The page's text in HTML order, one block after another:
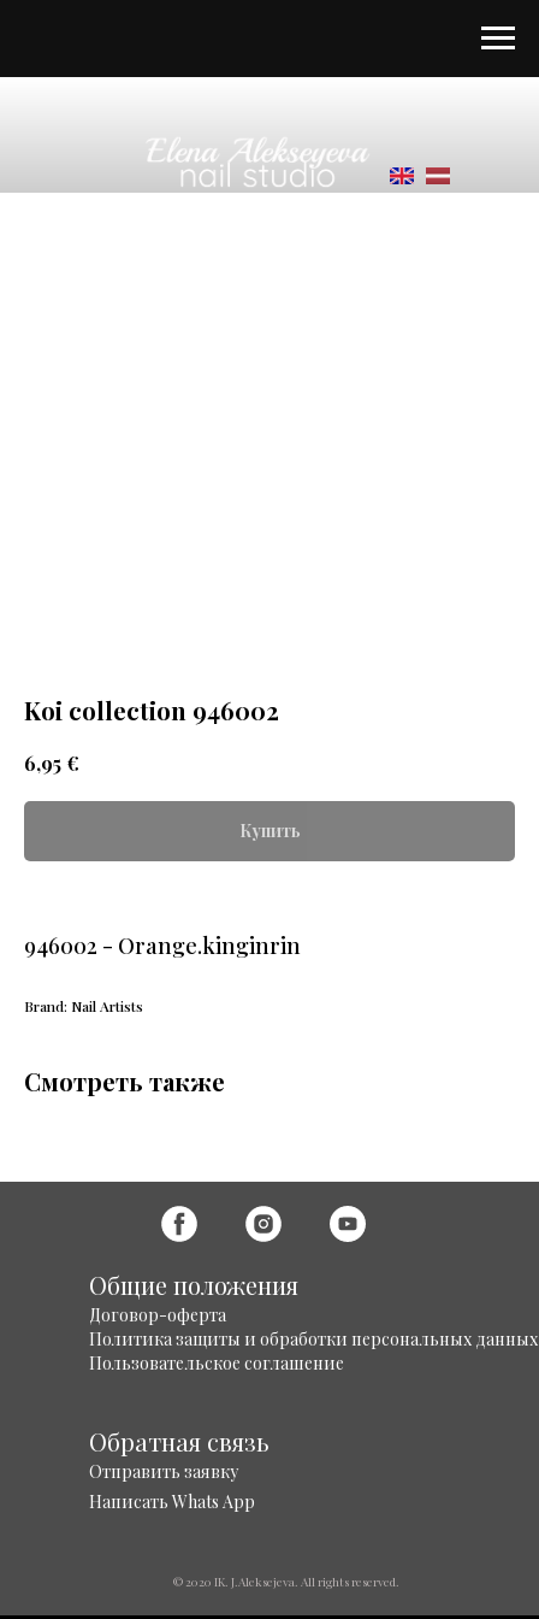
Koi collection 946002
6,95 €
Купить
946002 - Orange.kinginrin
Brand: Nail Artists
Смотреть также
Общие положения
Договор-оферта
Политика защиты и обработки персональных данных
Пользовательское соглашение
Обратная связь
Написать Whats App
Отправить заявку
© 2020 IK. J.Aleksejeva. All rights reserved.